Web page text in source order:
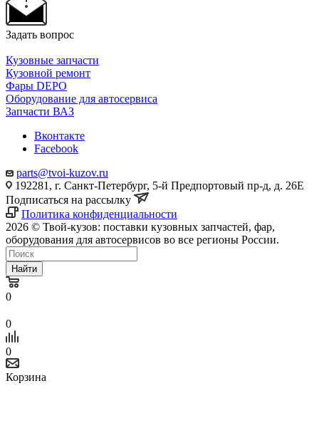
Задать вопрос
Кузовные запчасти
Кузовной ремонт
Фары DEPO
Оборудование для автосервиса
Запчасти ВАЗ
Вконтакте
Facebook
parts@tvoi-kuzov.ru
192281, г. Санкт-Петербург, 5-й Предпортовый пр-д, д. 26Е
Подписаться на рассылку
Политика конфиденциальности
2026 © Твой-кузов: поставки кузовных запчастей, фар,
оборудования для автосервисов во все регионы России.
Найти
0
0
0
Корзина